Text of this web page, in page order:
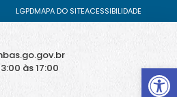
LGPDMAPA DO SITEACESSIBILIDADE
às 17:00
Abrir